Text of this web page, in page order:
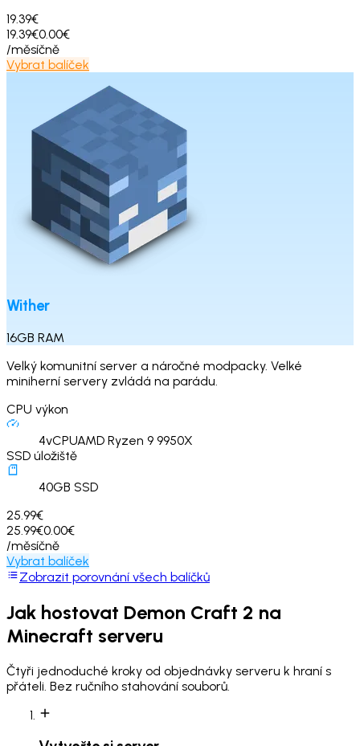
19.39€
19.39€0.00€
/měsíčně
Vybrat balíček
Wither
16GB RAM
Velký komunitní server a náročné modpacky. Velké
miniherní servery zvládá na parádu.
CPU výkon
4vCPUAMD Ryzen 9 9950X
SSD úložiště
40GB SSD
25.99€
25.99€0.00€
/měsíčně
Vybrat balíček
Zobrazit porovnání všech balíčků
Jak hostovat Demon Craft 2 na
Minecraft serveru
Čtyři jednoduché kroky od objednávky serveru k hraní s
přáteli. Bez ručního stahování souborů.